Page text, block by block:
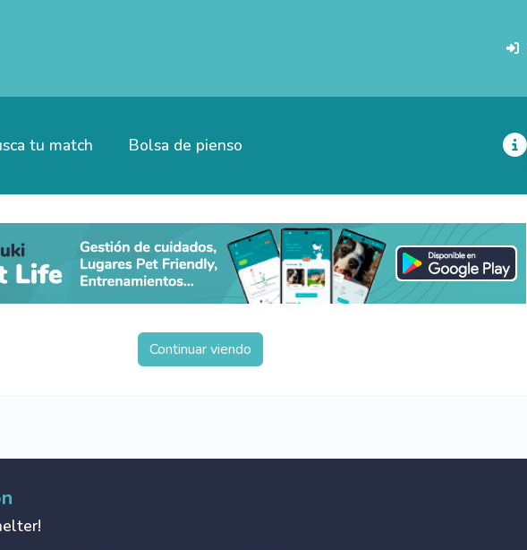
tu match Bolsa de pienso
Continuar viendo